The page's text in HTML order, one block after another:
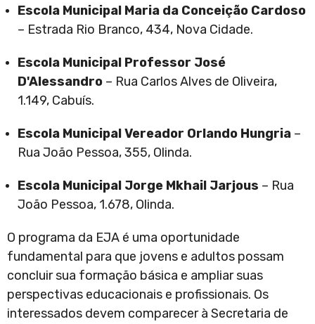
Escola Municipal Maria da Conceição Cardoso
– Estrada Rio Branco, 434, Nova Cidade.
Escola Municipal Professor José
D'Alessandro – Rua Carlos Alves de Oliveira,
1.149, Cabuís.
Escola Municipal Vereador Orlando Hungria –
Rua João Pessoa, 355, Olinda.
Escola Municipal Jorge Mkhail Jarjous – Rua
João Pessoa, 1.678, Olinda.
O programa da EJA é uma oportunidade
fundamental para que jovens e adultos possam
concluir sua formação básica e ampliar suas
perspectivas educacionais e profissionais. Os
interessados devem comparecer à Secretaria de